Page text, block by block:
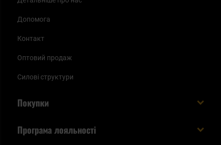
Допомога
Контакт
Оптовий продаж
Силові структури
Покупки
Програма лояльності